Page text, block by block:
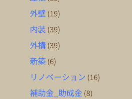
外壁 (19)
内装(39)
外構(39)
新築(6)
リノベーション (16)
補助金_助成金(8)